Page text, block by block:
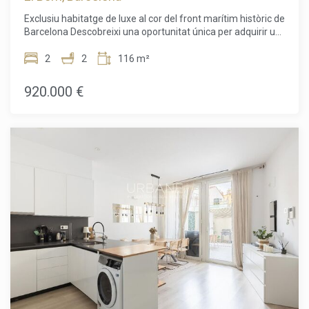
d'agència ni despeses relacionades amb la hipoteca (si
escau).
Exclusiu habitatge de luxe al cor del front marítim històric de
Barcelona Descobreixi una oportunitat única per adquirir un
les ubicacions més prestigioses del front marítim de
Ciutat Vella, aquest elegant apartament de 116 m² combina
a la perfecció l'encant arquitectònic atemporal amb un
reformat amb materials i acabats d'alta qualitat, preservant
acuradament el seu caràcter original. Els seus sostres
originals amb detalls ornamentals aporten elegància i
personalitat, integrant-se harmoniosament amb els
exclusiu, l'apartament ofereix una àmplia i lluminosa zona
d'estar amb cuina de concepte obert, perfecta tant per al
dia a dia com per rebre convidats. L'habitatge es ven
completament moblat, llest per entrar-hi a viure des del
dos elegants banys, oferint comoditat, privacitat i
funcionalitat. Els seus balcons amb vistes a la Plaça
d'Antonio López permeten gaudir de l'ambient vibrant d'una
2 2 116 m²
920.000 €